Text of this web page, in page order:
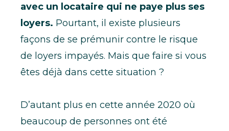
avec un locataire qui ne paye plus ses
loyers. Pourtant, il existe plusieurs
façons de se prémunir contre le risque
de loyers impayés. Mais que faire si vous
êtes déjà dans cette situation ?
D’autant plus en cette année 2020 où
beaucoup de personnes ont été